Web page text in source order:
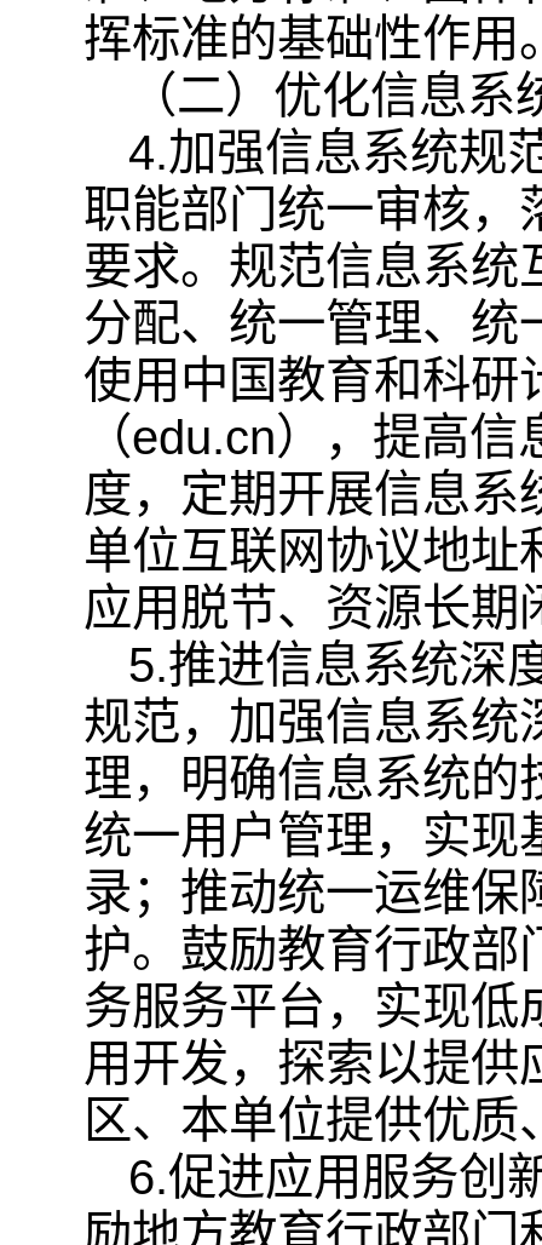
挥标准的基础性作
（二）优化信息
4.加强信息系统规
职能部门统一审核，
要求。规范信息系统
分配、统一管理、统
使用中国教育和科研
（edu.cn），提高
度，定期开展信息
单位互联网协议地址
应用脱节、资源长期
5.推进信息系统深
规范，加强信息系统
理，明确信息系统的
统一用户管理，实现
录；推动统一运维保
护。鼓励教育行政部
务服务平台，实现低
用开发，探索以提
区、本单位提供优质
6.促进应用服务创